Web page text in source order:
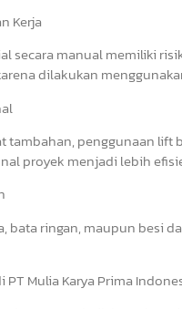
Kerja
secara manual memiliki
dilakukan
tambahan, penggunaan
proyek menjadi lebih
bata ringan, maupun besi
PT Mulia Karya Prima